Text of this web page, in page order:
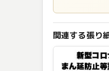
関連する張り